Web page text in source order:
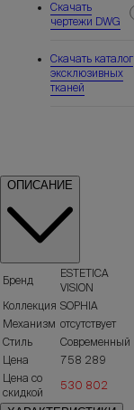
Скачать
чертежи DWG
Скачать каталог
эксклюзивных
тканей
ОПИСАНИЕ
Бренд
ESTETICA
VISION
Коллекция SOPHIA
Механизм отсутствует
Стиль
Современный
Цена
758 289
Цена со
скидкой
530 802